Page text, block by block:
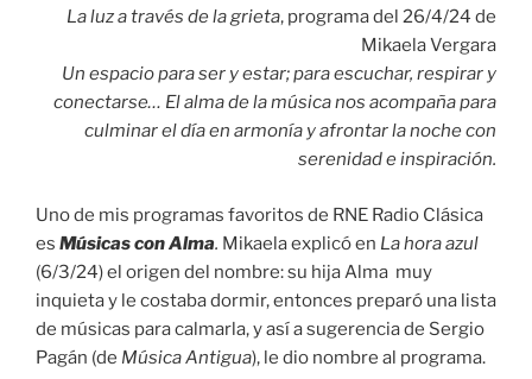
La luz a través de la grieta, programa del 26/4/24 de
Mikaela Vergara
Un espacio para ser y estar; para escuchar, respirar y
conectarse… El alma de la música nos acompaña para
culminar el día en armonía y afrontar la noche con
serenidad e inspiración.
Uno de mis programas favoritos de RNE Radio Clásica
es Músicas con Alma. Mikaela explicó en La hora azul
(6/3/24) el origen del nombre: su hija Alma muy
inquieta y le costaba dormir, entonces preparó una lista
de músicas para calmarla, y así a sugerencia de Sergio
Pagán (de Música Antigua), le dio nombre al programa.